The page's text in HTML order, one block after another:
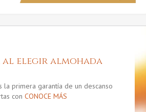
al elegir almohada
la primera garantía de un descanso
conCONOCE MÁS